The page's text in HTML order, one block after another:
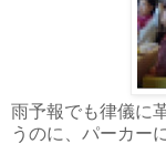
雨予報でも律儀に
うのに、パーカー